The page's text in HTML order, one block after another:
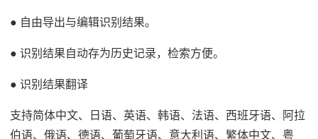
● 自由导出与编辑识别结果。
● 识别结果自动存为历史记录，检索方便。
● 识别结果翻译
支持简体中文、日语、英语、韩语、法语、西班牙语、阿拉
伯语、俄语、德语、葡萄牙语、意大利语、繁体中文、粤